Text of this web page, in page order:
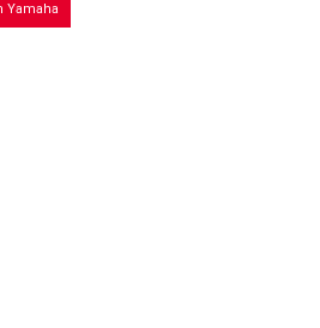
Yamaha